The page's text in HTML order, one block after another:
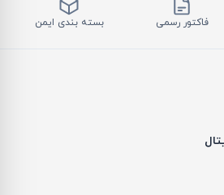
فاکتور رسمی بسته بندی ایمن